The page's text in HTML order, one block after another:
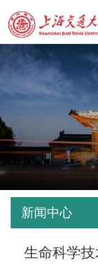
新闻中心
生命科学